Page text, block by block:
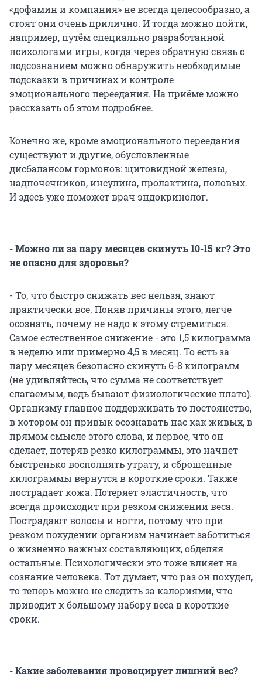
«дофамин и компания» не всегда целесообразно, а
стоят они очень прилично. И тогда можно пойти,
например, путём специально разработанной
психологами игры, когда через обратную связь с
подсознанием можно обнаружить необходимые
подсказки в причинах и контроле
эмоционального переедания. На приёме можно
рассказать об этом подробнее.
Конечно же, кроме эмоционального переедания
существуют и другие, обусловленные
дисбалансом гормонов: щитовидной железы,
надпочечников, инсулина, пролактина, половых.
И здесь уже поможет врач эндокринолог.
- Можно ли за пару месяцев скинуть 10-15 кг? Это
не опасно для здоровья?
- То, что быстро снижать вес нельзя, знают
практически все. Поняв причины этого, легче
осознать, почему не надо к этому стремиться.
Самое естественное снижение - это 1,5 килограмма
в неделю или примерно 4,5 в месяц. То есть за
пару месяцев безопасно скинуть 6-8 килограмм
(не удивляйтесь, что сумма не соответствует
слагаемым, ведь бывают физиологические плато).
Организму главное поддерживать то постоянство,
в котором он привык осознавать нас как живых, в
прямом смысле этого слова, и первое, что он
сделает, потеряв резко килограммы, это начнет
быстренько восполнять утрату, и сброшенные
килограммы вернутся в короткие сроки. Также
пострадает кожа. Потеряет эластичность, что
всегда происходит при резком снижении веса.
Пострадают волосы и ногти, потому что при
резком похудении организм начинает заботиться
о жизненно важных составляющих, обделяя
остальные. Психологически это тоже влияет на
сознание человека. Тот думает, что раз он похудел,
то теперь можно не следить за калориями, что
приводит к большому набору веса в короткие
сроки.
- Какие заболевания провоцирует лишний вес?